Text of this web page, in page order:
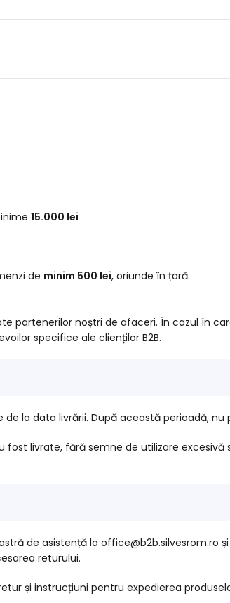
15.000 lei
de minim 500 lei, oriunde în țară.
partenerilor noștri de afaceri. În cazul în
specifice ale clienților B2B.
la data livrării. După această perioadă,
livrate, fără semne de utilizare
de asistență la office@b2b.silvesrom.ro
returului.
și instrucțiuni pentru expedierea